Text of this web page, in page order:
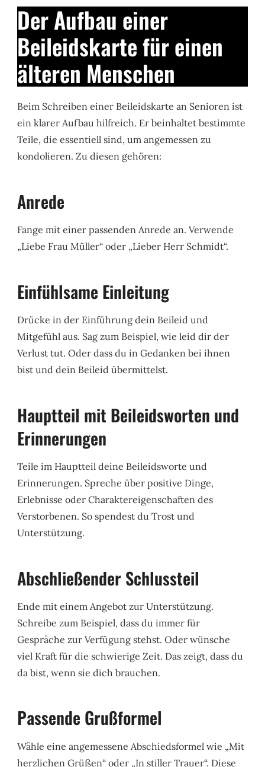
Der Aufbau einer
Beileidskarte für einen
älteren Menschen
Beim Schreiben einer Beileidskarte an Senioren ist
ein klarer Aufbau hilfreich. Er beinhaltet bestimmte
Teile, die essentiell sind, um angemessen zu
kondolieren. Zu diesen gehören:
Anrede
Fange mit einer passenden Anrede an. Verwende
„Liebe Frau Müller“ oder „Lieber Herr Schmidt“.
Einfühlsame Einleitung
Drücke in der Einführung dein Beileid und
Mitgefühl aus. Sag zum Beispiel, wie leid dir der
Verlust tut. Oder dass du in Gedanken bei ihnen
bist und dein Beileid übermittelst.
Hauptteil mit Beileidsworten und
Erinnerungen
Teile im Hauptteil deine Beileidsworte und
Erinnerungen. Spreche über positive Dinge,
Erlebnisse oder Charaktereigenschaften des
Verstorbenen. So spendest du Trost und
Unterstützung.
Abschließender Schlussteil
Ende mit einem Angebot zur Unterstützung.
Schreibe zum Beispiel, dass du immer für
Gespräche zur Verfügung stehst. Oder wünsche
viel Kraft für die schwierige Zeit. Das zeigt, dass du
da bist, wenn sie dich brauchen.
Passende Grußformel
Wähle eine angemessene Abschiedsformel wie „Mit
herzlichen Grüßen“ oder „In stiller Trauer“. Diese